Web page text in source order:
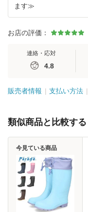
ます≫
お店の評価：
連絡・応対
4.8
販売者情報 支払い方法
類似商品と比較する
今見ている商品